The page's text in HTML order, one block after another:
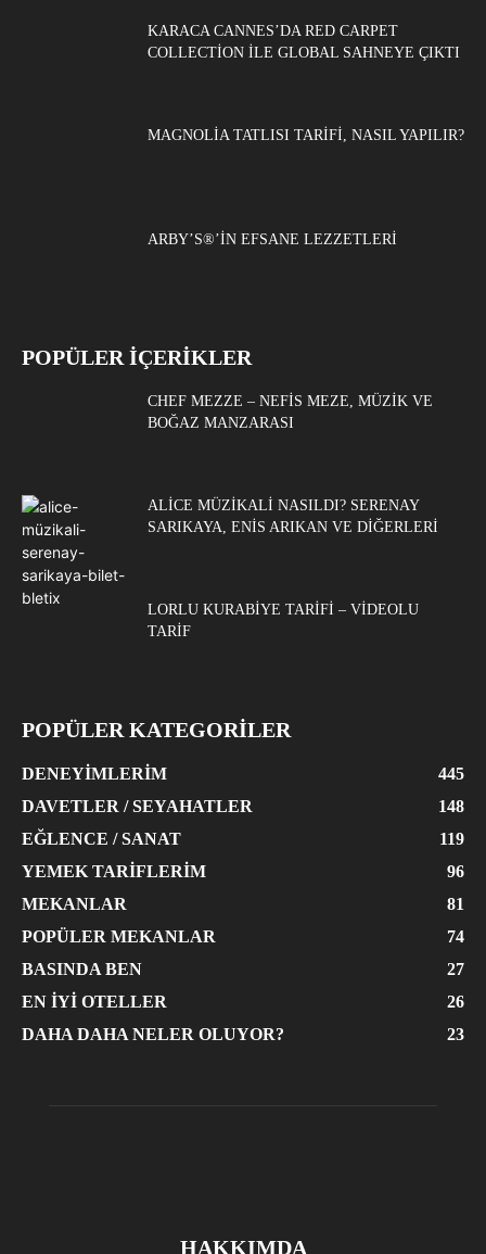
KARACA CANNES’DA RED CARPET
COLLECTION ILE GLOBAL SAHNEYE ÇIKTI
MAGNOLIA TATLISI TARIFI, NASIL YAPILIR?
ARBY’S®’IN EFSANE LEZZETLERI
POPÜLER İÇERİKLER
CHEF MEZZE – NEFIS MEZE, MÜZIK VE
BOĞAZ MANZARASI
ALICE MÜZIKALI NASILDI? SERENAY
SARIKAYA, ENIS ARIKAN VE DIĞERLERI
LORLU KURABIYE TARIFI – VIDEOLU
TARIF
POPÜLER KATEGORİLER
DENEYIMLERIM
445
DAVETLER / SEYAHATLER
148
EĞLENCE / SANAT
119
YEMEK TARIFLERIM
96
MEKANLAR
81
POPÜLER MEKANLAR
74
BASINDA BEN
27
EN İYI OTELLER
26
DAHA DAHA NELER OLUYOR?
23
HAKKIMDA